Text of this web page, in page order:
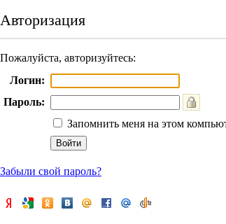
Авторизация
Пожалуйста, авторизуйтесь:
Логин:
Пароль:
Запомнить меня на этом
Забыли свой пароль?